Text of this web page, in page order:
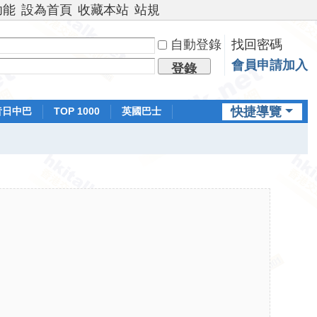
能 設為首頁 收藏本站 站規
自動登錄
找回密碼
登錄
會員申請加入
快捷導覽
日中巴 TOP 1000
英國巴士